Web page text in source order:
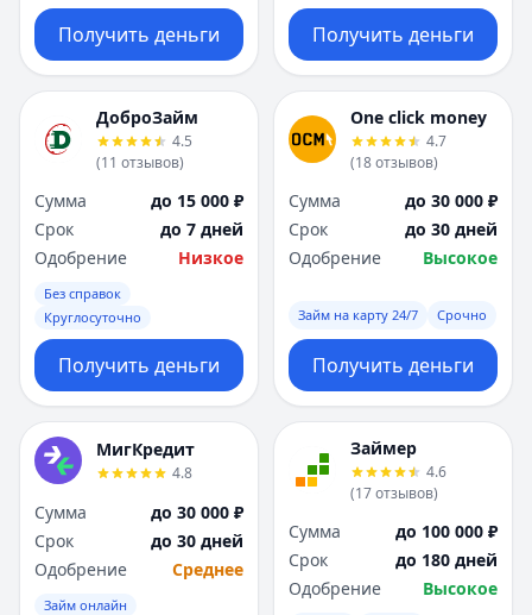
Получить деньги Получить деньги
ДоброЗайм
4.5
(11 отзывов)
Сумма
до 15 000 ₽
Срок
до 7 дней
Одобрение
Низкое
Без справок
Круглосуточно
Получить деньги
One click money
4.7
(18отзывов)
Сумма
до 30 000 ₽
Срок
до 30 дней
Одобрение
Высокое
Займ на карту 24/7 Срочно
Получить деньги
МигКредит
4.8
Сумма
до 30 000 ₽
Срок
до 30 дней
Одобрение
Среднее
Займ онлайн
Займер
4.6
(17отзывов)
Сумма
до 100 000 ₽
Срок
до 180 дней
Одобрение
Высокое